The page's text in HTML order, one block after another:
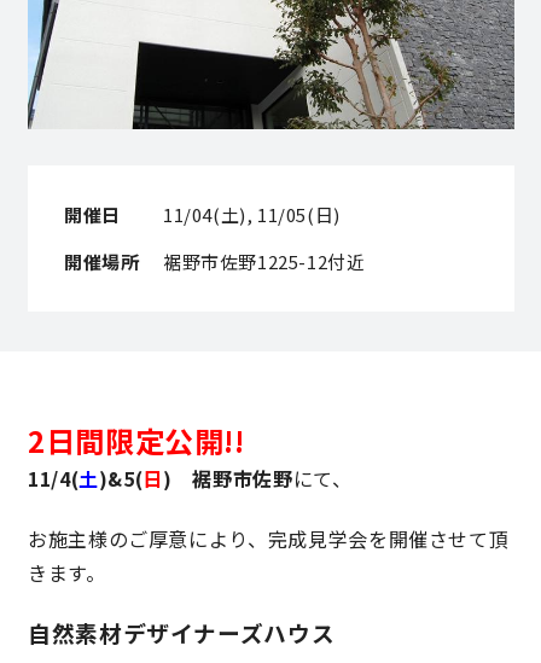
来店・見学予約
理想の暮らしを引き出すデザイン力
身体に優しい自然素材の家
耐震等級3 & 許容応力度計算 全棟標準
開催日
11/04(土), 11/05(日)
開催場所
裾野市佐野1225-12付近
2日間限定公開!!
11/4(土)&5(日) 裾野市佐野にて、
お施主様のご厚意により、完成見学会を開催させて頂
きます。
自然素材デザイナーズハウス